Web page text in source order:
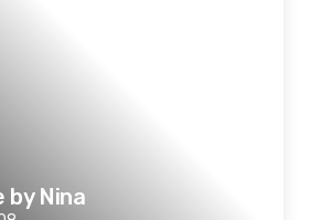
by Nina